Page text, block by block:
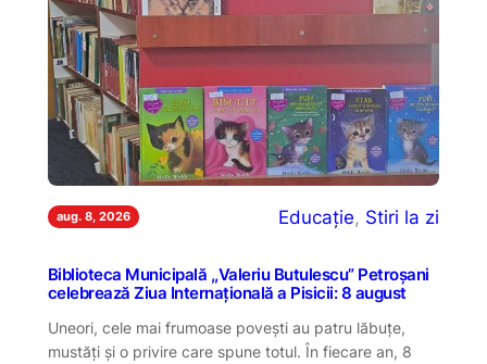
aug. 8, 2026 Educație, Stiri la zi
Biblioteca Municipală ,,Valeriu Butulescu” Petroșani
celebrează Ziua Internațională a Pisicii: 8 august
Uneori, cele mai frumoase povești au patru lăbuțe,
mustăți și o privire care spune totul. În fiecare an, 8